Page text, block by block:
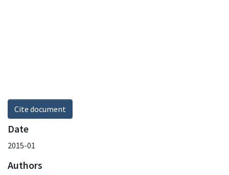
Cite document
Date
2015-01
Authors